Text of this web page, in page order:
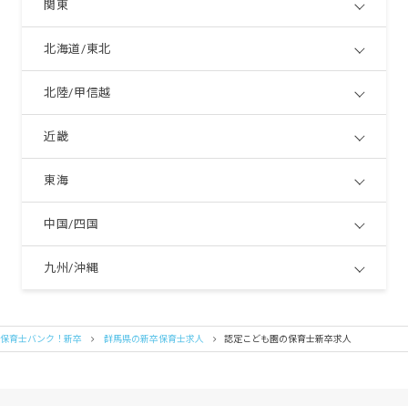
関東
北海道/東北
北陸/甲信越
近畿
東海
中国/四国
九州/沖縄
保育士バンク！新卒 群馬県の新卒保育士求人 認定こども園の保育士新卒求人